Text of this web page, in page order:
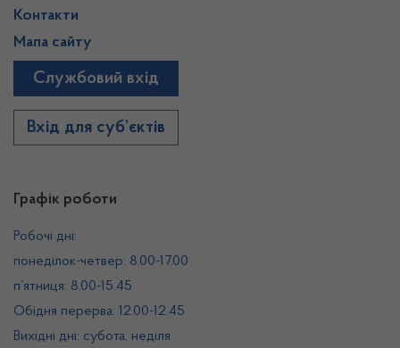
Графік роботи
Робочі дні:
понеділок-четвер: 8.00-17.00
п’ятниця: 8.00-15.45
Обідня перерва: 12.00-12.45
Вихідні дні: субота, неділя
Контакти
Мапа сайту
Службовий вхід
Вхід для суб’єктів